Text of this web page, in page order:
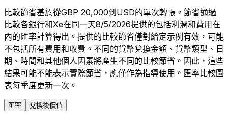
比較節省基於從GBP 20,000到USD的單次轉帳。節省通過
比較各銀行和Xe在同一天8/5/2026提供的包括利潤和費用在
內的匯率計算得出。提供的比較節省僅對給定示例有效，可能
不包括所有費用和收費。不同的貨幣兌換金額、貨幣類型、日
期、時間和其他個人因素將產生不同的比較節省。因此，這些
結果可能不能表示實際節省，應僅作為指導使用。匯率比較圖
表每季度更新一次。
匯率 兌換後價值